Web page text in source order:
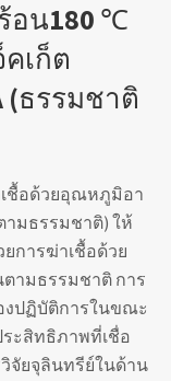
อน180 ℃
เก็ต
(ธรรมชาติ
ชื้อด้วยอุณหภูมิอา
ามธรรมชาติ) ให้
การฆ่าเชื้อด้วย
ามธรรมชาติ การ
ปฏิบัติการในขณะ
ะสิทธิภาพที่เชื่อ
จัยจุลินทรีย์ในด้าน